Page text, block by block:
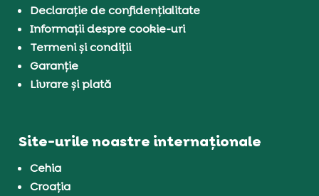
Declarație de confidențialitate
Informații despre cookie-uri
Termeni și condiții
Garanție
Livrare și plată
Site-urile noastre internaționale
Cehia
Croația